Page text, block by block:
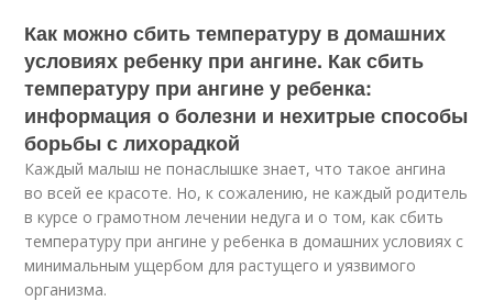
Как можно сбить температуру в домашних
условиях ребенку при ангине. Как сбить
температуру при ангине у ребенка:
информация о болезни и нехитрые способы
борьбы с лихорадкой
Каждый малыш не понаслышке знает, что такое ангина
во всей ее красоте. Но, к сожалению, не каждый родитель
в курсе о грамотном лечении недуга и о том, как сбить
температуру при ангине у ребенка в домашних условиях с
минимальным ущербом для растущего и уязвимого
организма.